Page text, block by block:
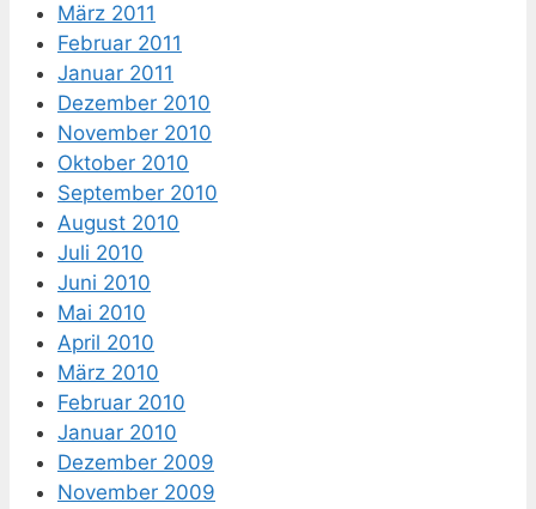
März 2011
Februar 2011
Januar 2011
Dezember 2010
November 2010
Oktober 2010
September 2010
August 2010
Juli 2010
Juni 2010
Mai 2010
April 2010
März 2010
Februar 2010
Januar 2010
Dezember 2009
November 2009